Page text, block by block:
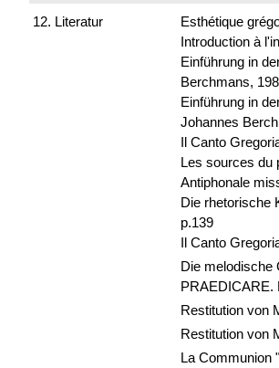
12. Literatur
Esthétique
Introduction à
Einführung in
Berchmans,
Einführung in
Johannes
Il Canto
Les sources du
Antiphonale
Die rhetorische
p.139
Il Canto
Die melodische
PRAEDICARE.
Restitution von
Restitution von
La Communion